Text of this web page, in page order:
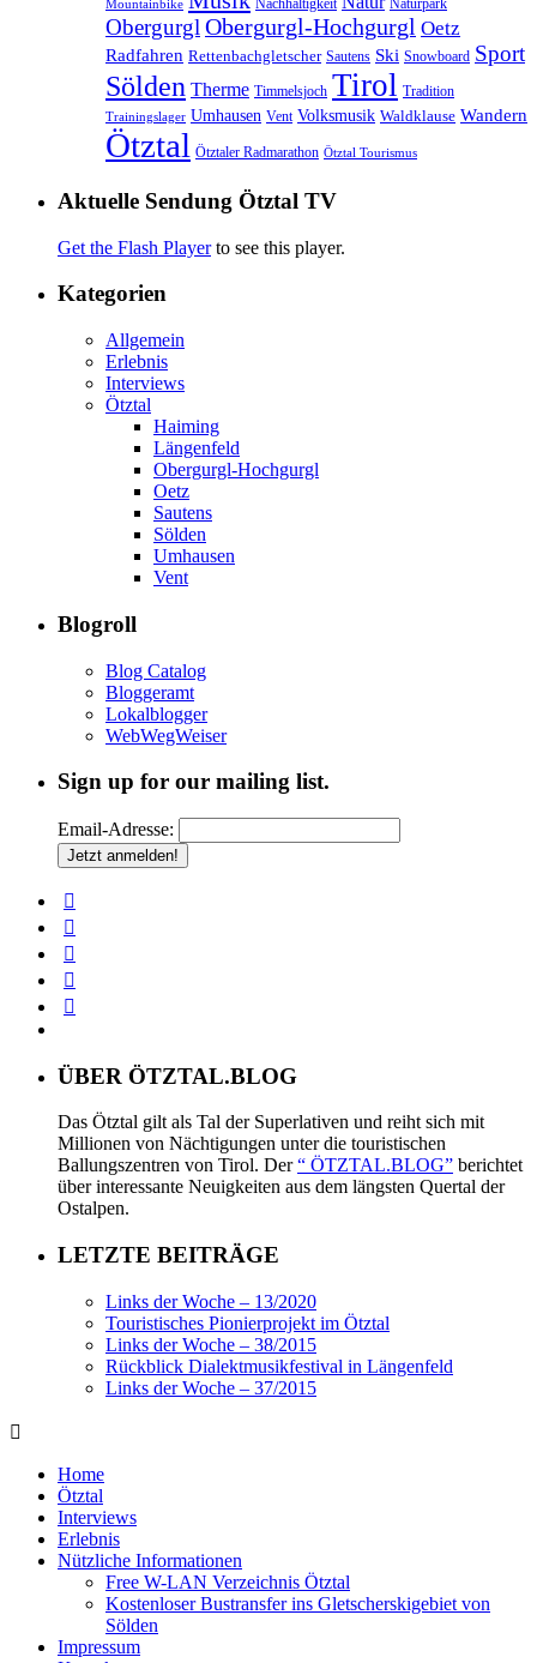
Mountainbike Nachhaltigkeit Naturpark
ObergurglObergurgl-Hochgurgl Oetz
Radfahren Rettenbachgletscher Sautens Ski Snowboard Sport
Sölden Therme Timmelsjoch Tirol Tradition
Trainingslager Umhausen Vent Volksmusik Waldklause Wandern
Ötztal Ötztaler Radmarathon Ötztal Tourismus
Aktuelle Sendung Ötztal TV
Get the Flash Playerto see this player.
Kategorien
Allgemein
Erlebnis
Interviews
Ötztal
Haiming
Längenfeld
Obergurgl-Hochgurgl
Oetz
Sautens
Sölden
Umhausen
Vent
Blogroll
Blog Catalog
Bloggeramt
Lokalblogger
WebWegWeiser
Sign up for our mailing list.
Email-Adresse:
ÜBER ÖTZTAL.BLOG
Das Ötztal gilt als Tal der Superlativen und reiht sich mit
Millionen von Nächtigungen unter die touristischen
Ballungszentren von Tirol. Der“ ÖTZTAL.BLOG” berichtet
über interessante Neuigkeiten aus dem längsten Quertal der
Ostalpen.
LETZTE BEITRÄGE
Links der Woche – 13/2020
Touristisches Pionierprojekt im Ötztal
Links der Woche – 38/2015
Rückblick Dialektmusikfestival in Längenfeld
Links der Woche – 37/2015
Home
Ötztal
Interviews
Erlebnis
Nützliche Informationen
Free W-LAN Verzeichnis Ötztal
Kostenloser Bustransfer ins Gletscherskigebiet von
Sölden
Impressum